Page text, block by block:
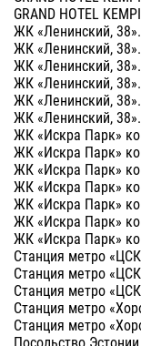
GRAND HOTEL
ЖК «Ленинский,
ЖК «Ленинский,
ЖК «Ленинский,
ЖК «Ленинский,
ЖК «Ленинский,
ЖК «Ленинский,
ЖК «Искра Парк»
ЖК «Искра Парк»
ЖК «Искра Парк»
ЖК «Искра Парк»
ЖК «Искра Парк»
ЖК «Искра Парк»
ЖК «Искра Парк»
Станция метро
Станция метро
Станция метро
Станция метро
Станция метро
Посольство